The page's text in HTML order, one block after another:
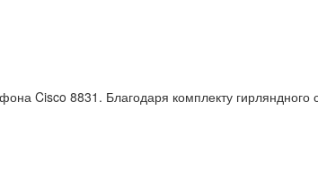
Cisco 8831. Благодаря комплекту гирляндного